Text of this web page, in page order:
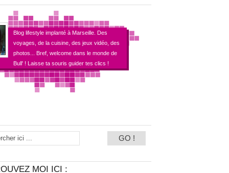
Blog lifestyle implanté à Marseille. Des
voyages, de la cuisine, des jeux vidéo, des
photos... Bref, welcome dans le monde de
Bull' ! Laisse ta souris guider tes clics !
MOI ICI :